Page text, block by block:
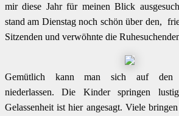
mir diese Jahr für meinen Blick
stand am Dienstag noch schön über den,
Sitzenden und verwöhnte die
Gemütlich kann man sich auf den
niederlassen. Die Kinder springen
Gelassenheit ist hier angesagt. Viele